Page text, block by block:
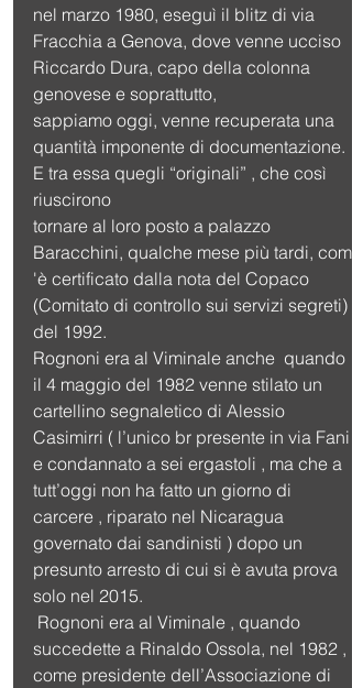
nel marzo 1980, eseguì il blitz di via
Fracchia a Genova, dove venne ucciso
Riccardo Dura, capo della colonna
genovese e soprattutto,
sappiamo oggi, venne recuperata una
quantità imponente di documentazione.
E tra essa quegli “originali” , che così
riuscirono
tornare al loro posto a palazzo
Baracchini, qualche mese più tardi, com
'è certificato dalla nota del Copaco
(Comitato di controllo sui servizi segreti)
del 1992.
Rognoni era al Viminale anche  quando
il 4 maggio del 1982 venne stilato un
cartellino segnaletico di Alessio
Casimirri ( l’unico br presente in via Fani
e condannato a sei ergastoli , ma che a
tutt’oggi non ha fatto un giorno di
carcere , riparato nel Nicaragua
governato dai sandinisti ) dopo un
presunto arresto di cui si è avuta prova
solo nel 2015.
succedette a Rinaldo Ossola, nel 1982 ,
come presidente dell’Associazione di